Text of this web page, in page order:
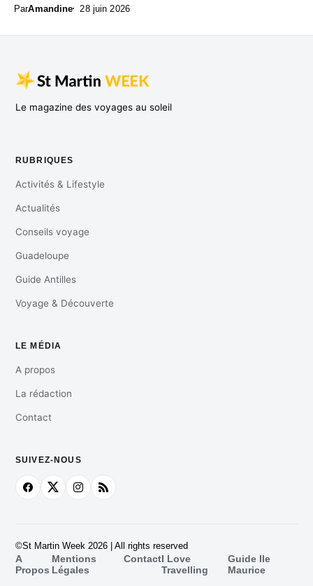
ParAmandine 28 juin 2026
Le magazine des voyages au soleil
RUBRIQUES
Activités & Lifestyle
Actualités
Conseils voyage
Guadeloupe
Guide Antilles
Voyage & Découverte
LE MÉDIA
A propos
La rédaction
Contact
SUIVEZ-NOUS
©St Martin Week 2026 | All rights reserved
A
Propos
Mentions
Légales
ContactI Love
Travelling
Guide Ile
Maurice